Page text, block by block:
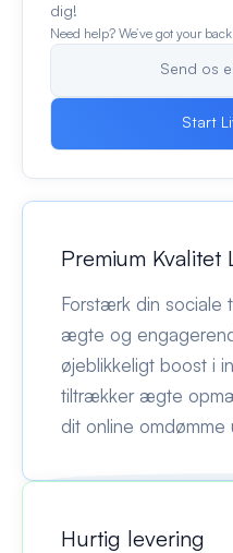
dig!
Need help? We’ve got your
Send os
Start
Premium Kvalitet
Forstærk din sociale
ægte og
øjeblikkeligt boost i
tiltrækker ægte
dit online
Hurtig levering